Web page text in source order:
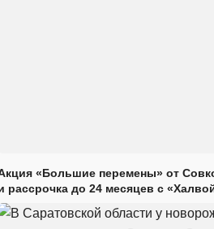
«Большие перемены» от
рассрочка до 24 месяцев с